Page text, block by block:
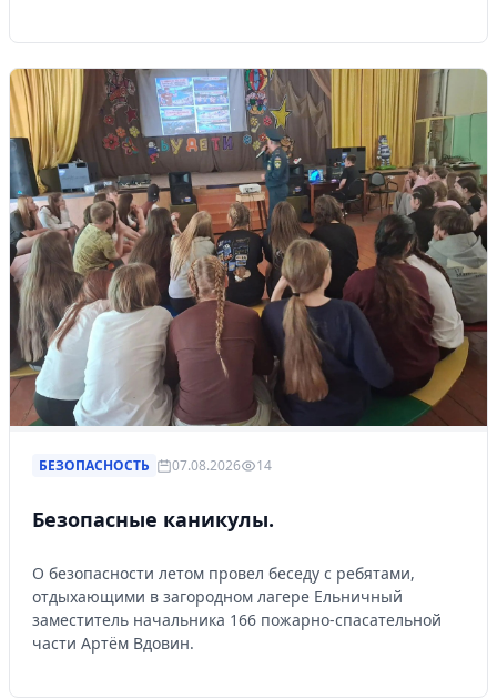
БЕЗОПАСНОСТЬ 07.08.2026 14
Безопасные каникулы.
О безопасности летом провел беседу с ребятами,
отдыхающими в загородном лагере Ельничный
заместитель начальника 166 пожарно-спасательной
части Артём Вдовин.